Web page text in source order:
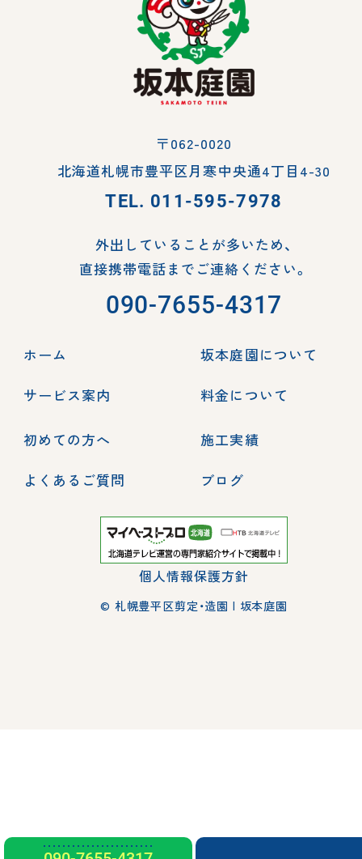
〒062-0020
北海道札幌市豊平区月寒中央通4丁目4-30
TEL. 011-595-7978
外出していることが多いため、
直接携帯電話までご連絡ください。
090-7655-4317
ホーム
坂本庭園について
サービス案内
料金について
初めての方へ
施工実績
よくあるご質問
ブログ
個人情報保護方針
© 札幌豊平区剪定・造園 | 坂本庭園